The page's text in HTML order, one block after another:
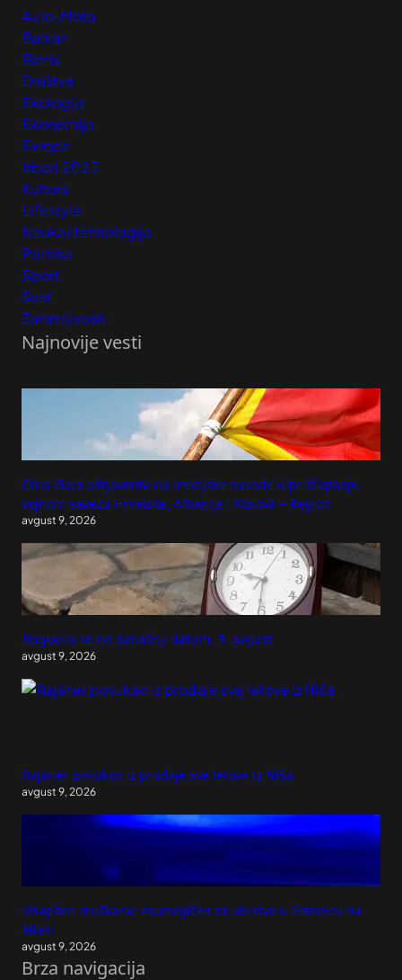
Auto-Moto
Balkan
Biznis
Društvo
Ekologija
Ekonomija
Evropa
Izbori 2023
Kultura
Lifestyle
Nauka i tehnologija
Politika
Sport
Svet
Zanimljivosti
Najnovije vesti
Crna Gora odgovorila na medijske navode o pristupanju
vojnom savezu Hrvatske, Albanije i Kosova – Region
avgust 9, 2026
Dogodilo se na današnji datum, 9. avgust
avgust 9, 2026
Rajaner povukao iz prodaje sve letove iz Niša
avgust 9, 2026
Uhapšen muškarac osumnjičen za ubistvo u Petrovcu na
Mlavi
avgust 9, 2026
Brza navigacija